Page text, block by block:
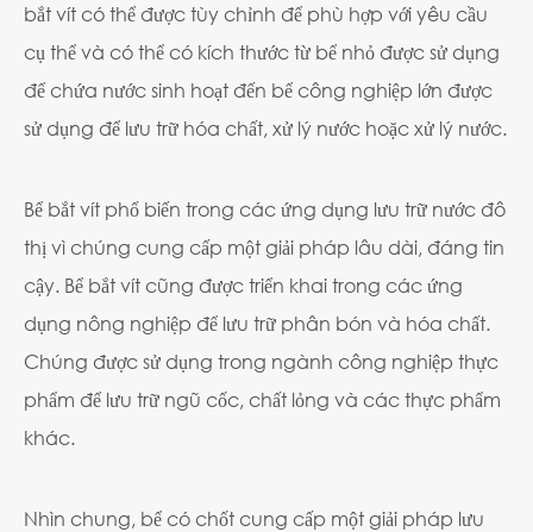
bắt vít có thể được tùy chỉnh để phù hợp với yêu cầu
cụ thể và có thể có kích thước từ bể nhỏ được sử dụng
để chứa nước sinh hoạt đến bể công nghiệp lớn được
sử dụng để lưu trữ hóa chất, xử lý nước hoặc xử lý nước.
Bể bắt vít phổ biến trong các ứng dụng lưu trữ nước đô
thị vì chúng cung cấp một giải pháp lâu dài, đáng tin
cậy. Bể bắt vít cũng được triển khai trong các ứng
dụng nông nghiệp để lưu trữ phân bón và hóa chất.
Chúng được sử dụng trong ngành công nghiệp thực
phẩm để lưu trữ ngũ cốc, chất lỏng và các thực phẩm
khác.
Nhìn chung, bể có chốt cung cấp một giải pháp lưu